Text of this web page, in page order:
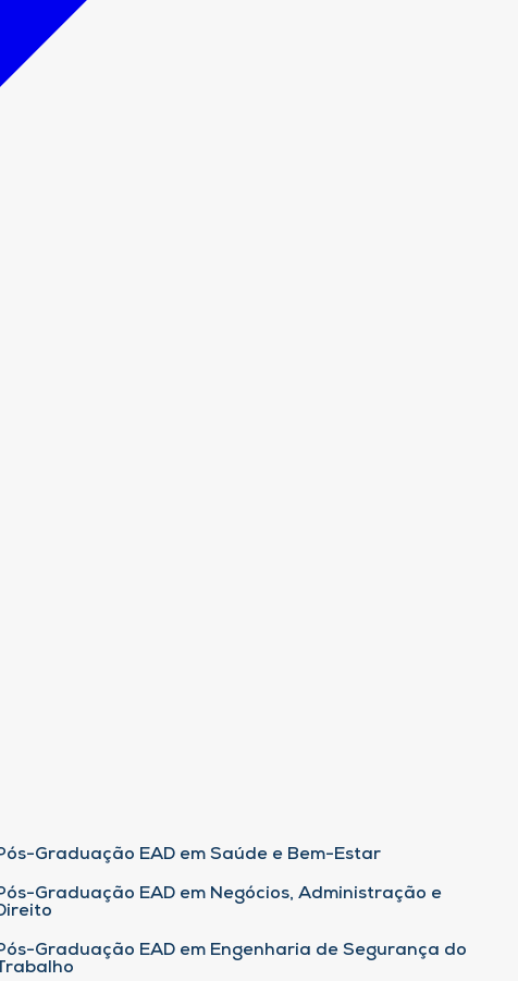
Graduação EAD em Saúde e Bem-Estar
Graduação EAD em Negócios, Administração e
Graduação EAD em Engenharia de Segurança do